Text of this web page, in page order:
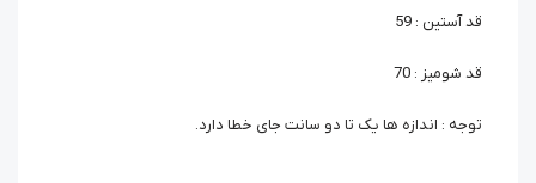
قد آستین : 59
قد شومیز : 70
توجه : اندازه ها یک تا دو سانت جای خطا دارد.